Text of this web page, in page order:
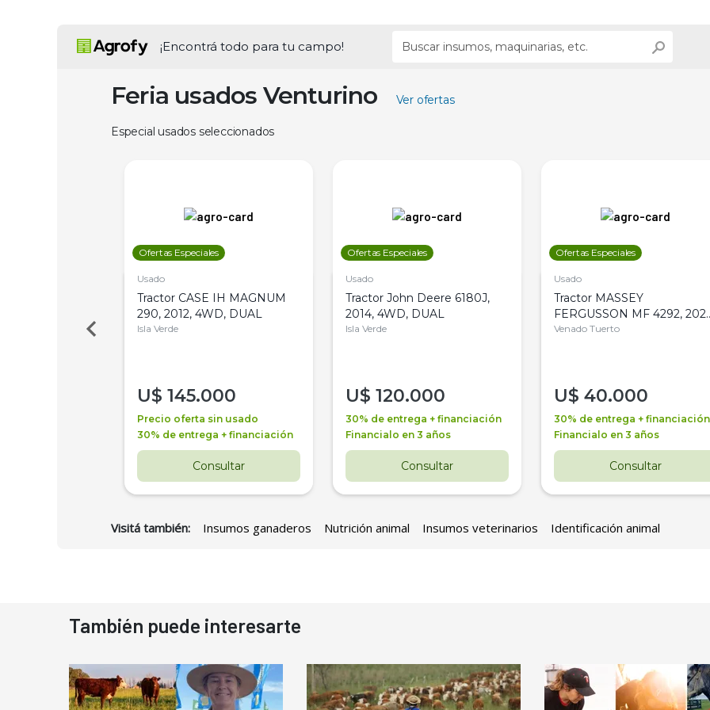
¡Encontrá todo para tu campo!
Feria usados Venturino Ver ofertas
Especial usados seleccionados
Ofertas Especiales
Usado
Tractor CASE IH MAGNUM
290, 2012, 4WD, DUAL
Isla Verde
U$ 145.000
Precio oferta sin usado
30% de entrega + financiación
Consultar
Ofertas Especiales
Usado
Tractor John Deere 6180J,
2014, 4WD, DUAL
Isla Verde
U$ 120.000
30% de entrega + financiación
Financialo en 3 años
Consultar
Ofertas Especiales
Usado
Tractor MASSEY
FERGUSSON MF 4292,
4WD, PATON
Venado Tuerto
U$ 40.000
30% de entrega + financiación
Financialo en 3 años
Consultar
Visitá también: Insumos ganaderos Nutrición animal Insumos veterinarios Identificación animal
También puede interesarte